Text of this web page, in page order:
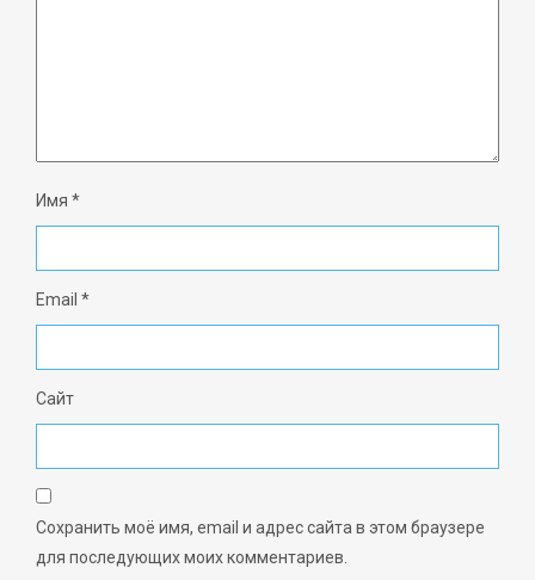
Имя *
Email *
Сайт
Сохранить моё имя, email и адрес сайта в этом браузере
для последующих моих комментариев.